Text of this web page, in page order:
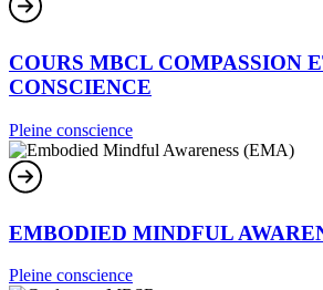
COURS MBCL COMPASSION
CONSCIENCE
Pleine conscience
EMBODIED MINDFUL
Pleine conscience